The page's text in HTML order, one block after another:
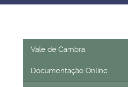
Vale de Cambra
Documentação Online